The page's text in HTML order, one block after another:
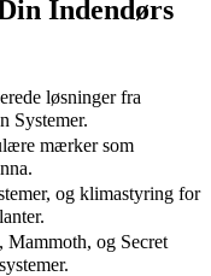
Indendørs
løsninger fra
Systemer.
mærker som
og klimastyring for
Mammoth, og Secret